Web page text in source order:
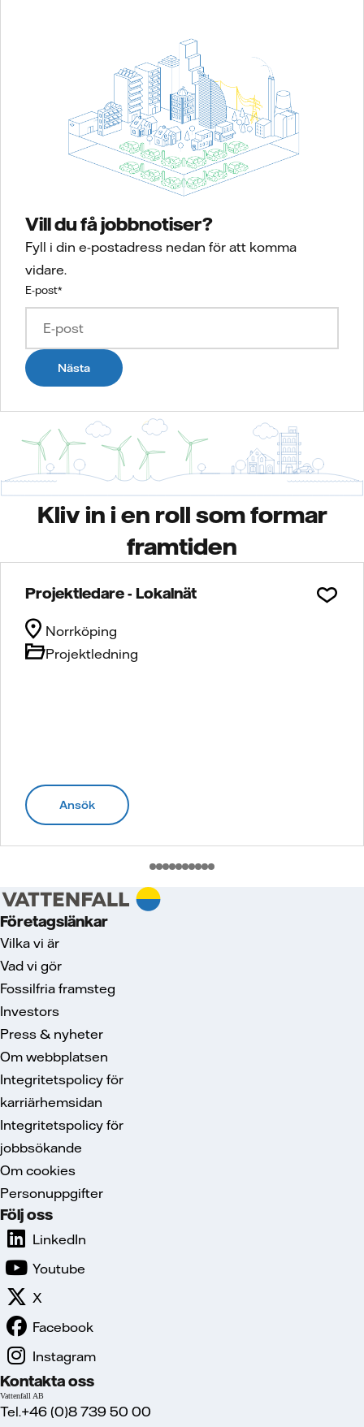
Vill du få jobbnotiser?
Fyll i din e-postadress nedan för att komma
vidare.
E-post*
Nästa
Kliv in i en roll som formar
framtiden
Projektledare - Lokalnät
Projektledning
Norrköping
Ansök
Företagslänkar
Vilka vi är
Vad vi gör
Fossilfria framsteg
Investors
Press & nyheter
Om webbplatsen
Integritetspolicy för
karriärhemsidan
Integritetspolicy för
jobbsökande
Om cookies
Personuppgifter
Följ oss
LinkedIn
Youtube
X
Facebook
Instagram
Kontakta oss
Vattenfall AB
Tel.+46 (0)8 739 50 00